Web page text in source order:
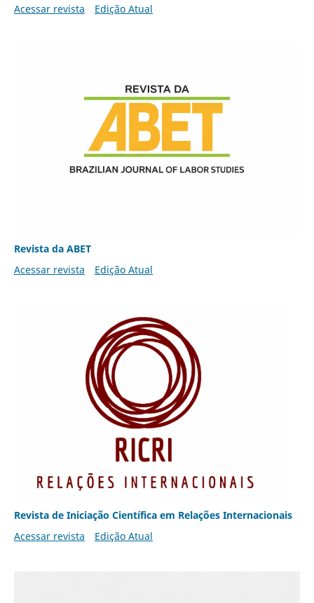
Acessar revista Edição Atual
Revista da ABET
Acessar revista
Edição Atual
Revista de Iniciação Científica em Relações Internacionais
Acessar revista
Edição Atual